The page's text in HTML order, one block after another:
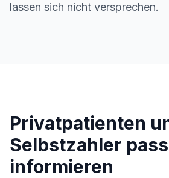
lassen sich nicht versprechen.
Privatpatienten
Selbstzahler
informieren